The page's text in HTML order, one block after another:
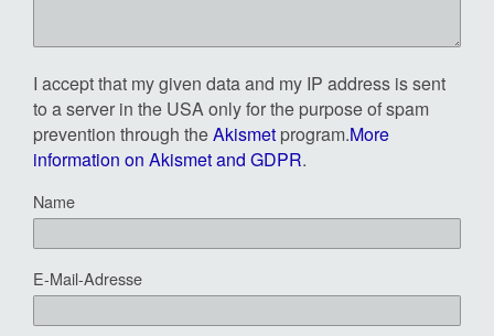
I accept that my given data and my IP address is sent
to a server in the USA only for the purpose of spam
prevention through theAkismet program.More
information on Akismet and GDPR.
Name
E-Mail-Adresse